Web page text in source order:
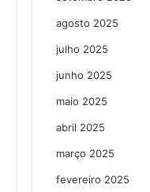
agosto 2025
julho 2025
junho 2025
maio 2025
abril 2025
março 2025
fevereiro 2025